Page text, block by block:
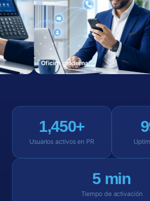
Oficina moderna
1,450+
Usuarios activos en PR
5 min
Tiempo de activación